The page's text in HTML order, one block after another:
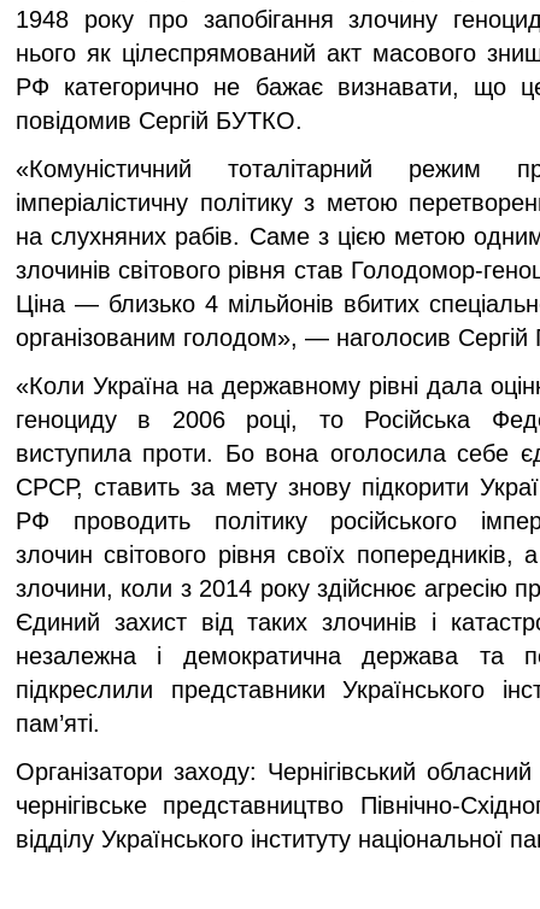
1948 року про запобігання злочину
нього як цілеспрямований акт масового
РФ категорично не бажає визнавати, що
повідомив Сергій БУТКО.
«Комуністичний тоталітарний режим
імперіалістичну політику з метою
на слухняних рабів. Саме з цією метою
злочинів світового рівня став Голодомор-
Ціна — близько 4 мільйонів вбитих
організованим голодом», — наголосив
«Коли Україна на державному рівні дала
геноциду в 2006 році, то Російська
виступила проти. Бо вона оголосила себе
СРСР, ставить за мету знову підкорити
РФ проводить політику російського
злочин світового рівня своїх попередників,
злочини, коли з 2014 року здійснює агресію
Єдиний захист від таких злочинів і
незалежна і демократична держава та
підкреслили представники Українського
пам’яті.
Організатори заходу: Чернігівський
чернігівське представництво Північно-
відділу Українського інституту національної